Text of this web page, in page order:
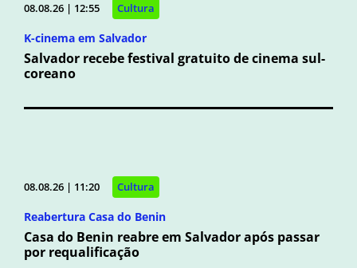
08.08.26 | 12:55 Cultura
K-cinema em Salvador
Salvador recebe festival gratuito de cinema sul-
coreano
08.08.26 | 11:20 Cultura
Reabertura Casa do Benin
Casa do Benin reabre em Salvador após passar
por requalificação